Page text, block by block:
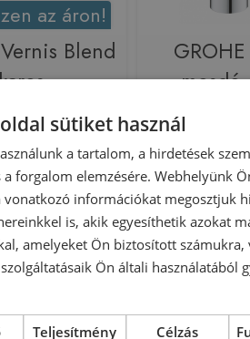
az áron!
Blend
100,
187584
71551000
29 500 Ft
mosdó
sütiket használ
a tartalom, a hirdetések
a forgalom elemzésére. Webhelyünk
vonatkozó információkat megosztjuk
is, akik egyesíthetik azokat
amelyeket Ön biztosított számukra,
Ön általi használatából
Teljesítmény Célzás